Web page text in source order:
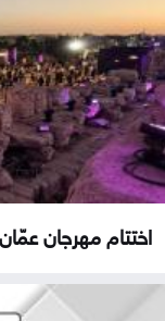
اختتام مهرجان